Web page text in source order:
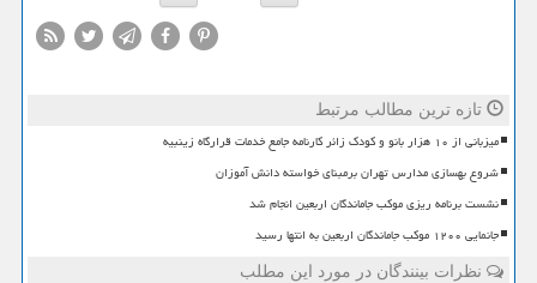
تازه ترین مطالب مرتبط
میزبانی از ۱۰ هزار بانو و کودک زائر کارنامه جامع خدمات قرارگاه زینبیه
شروع بهسازی مدارس تهران برمبنای خواسته دانش آموزان
نشست برنامه ریزی موکب جاماندگان اربعین انجام شد
جانمایی ۱۲۰۰ موکب جاماندگان اربعین به انتها رسید
نظرات بینندگان در مورد این مطلب